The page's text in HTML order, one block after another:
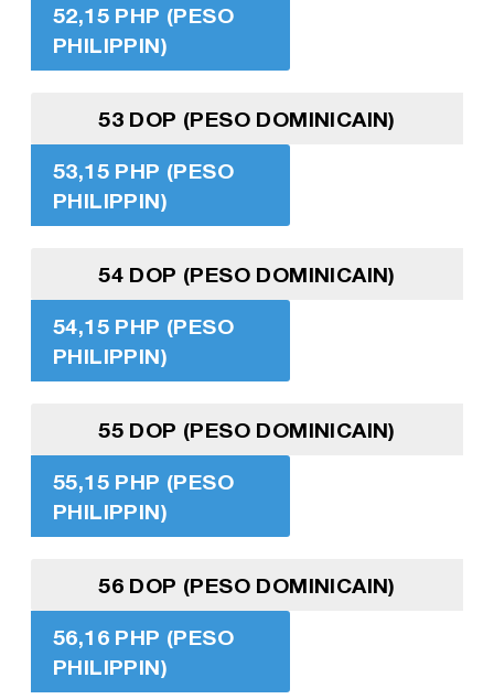
52,15 PHP (PESO
PHILIPPIN)
53 DOP (PESO DOMINICAIN)
53,15 PHP (PESO
PHILIPPIN)
54 DOP (PESO DOMINICAIN)
54,15 PHP (PESO
PHILIPPIN)
55 DOP (PESO DOMINICAIN)
55,15 PHP (PESO
PHILIPPIN)
56 DOP (PESO DOMINICAIN)
56,16 PHP (PESO
PHILIPPIN)